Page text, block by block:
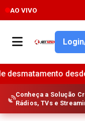
AO VIVO
2016, aponta
Conheça a Solução
Rádios, TVs e